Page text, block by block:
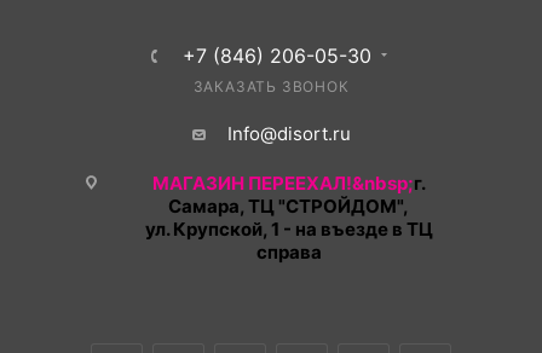
+7 (846) 206-05-30
ЗАКАЗАТЬ ЗВОНОК
Info@disort.ru
МАГАЗИН ПЕРЕЕХАЛ!&nbsp;г.
Самара, ТЦ "СТРОЙДОМ",
ул. Крупской, 1 - на въезде в ТЦ
справа